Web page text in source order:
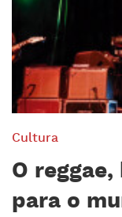
Cultura
O
para o